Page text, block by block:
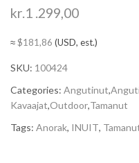
kr.1 .299,00
≈$181,86 (USD, est.)
SKU: 100424
Categories: Angutinut,
Kavaajat,Outdoor,Tamanut
Tags: Anorak, INUIT,